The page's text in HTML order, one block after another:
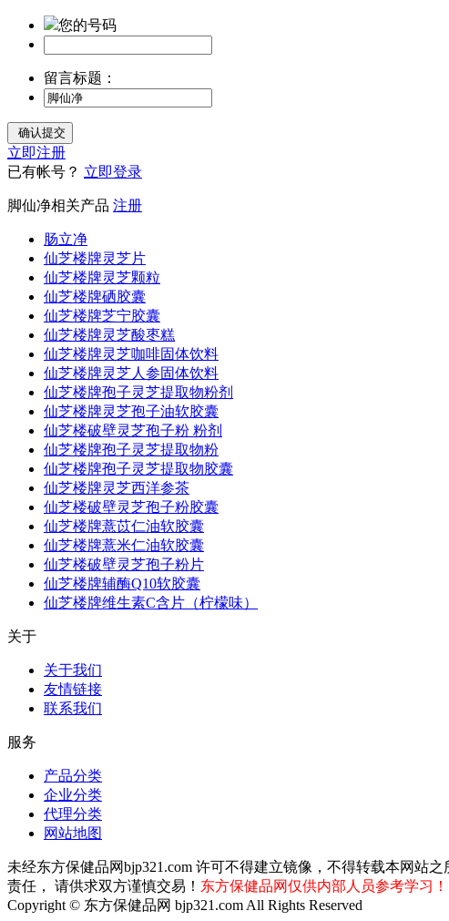
您的号码
留言标题：
立即注册
已有帐号？ 立即登录
脚仙净相关产品 注册
肠立净
仙芝楼牌灵芝片
仙芝楼牌灵芝颗粒
仙芝楼牌硒胶囊
仙芝楼牌芝宁胶囊
仙芝楼牌灵芝酸枣糕
仙芝楼牌灵芝咖啡固体饮料
仙芝楼牌灵芝人参固体饮料
仙芝楼牌孢子灵芝提取物粉剂
仙芝楼牌灵芝孢子油软胶囊
仙芝楼破壁灵芝孢子粉 粉剂
仙芝楼牌孢子灵芝提取物粉
仙芝楼牌孢子灵芝提取物胶囊
仙芝楼牌灵芝西洋参茶
仙芝楼破壁灵芝孢子粉胶囊
仙芝楼牌薏苡仁油软胶囊
仙芝楼牌薏米仁油软胶囊
仙芝楼破壁灵芝孢子粉片
仙芝楼牌辅酶Q10软胶囊
仙芝楼牌维生素C含片（柠檬味）
关于
关于我们
友情链接
联系我们
服务
产品分类
企业分类
代理分类
网站地图
未经东方保健品网bjp321.com 许可不得建立镜像，不得转载本网站
责任， 请供求双方谨慎交易！ 东方保健品网仅供内部人员参考学习！
Copyright © 东方保健品网 bjp321.com All Rights Reserved